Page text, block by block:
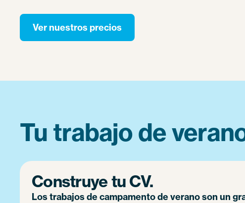
Ver nuestros precios
Tu trabajo de
Construye tu CV.
Los trabajos de campamento de verano son un